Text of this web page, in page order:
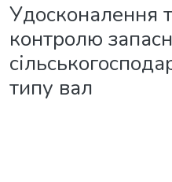
Удосконалення
контролю
типу вал